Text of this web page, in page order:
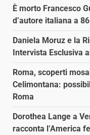
È morto Francesco
d’autore italiana a
Daniela Moruz e la
Intervista Esclusiva
Roma, scoperti
Celimontana:
Roma
Dorothea Lange a
racconta l’America